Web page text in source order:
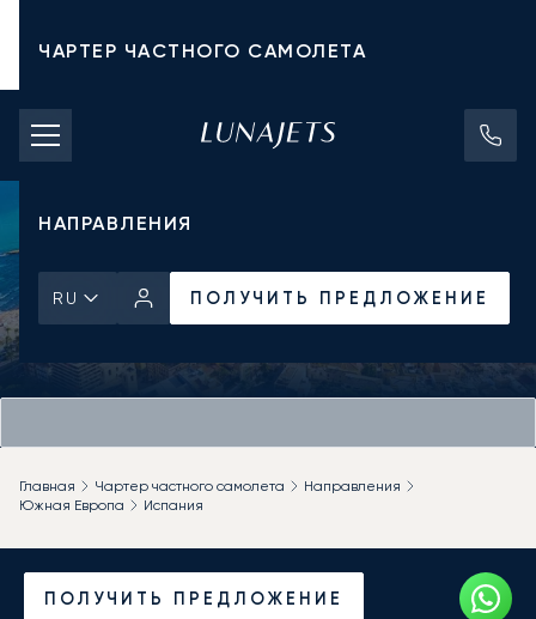
ЧАРТЕР ЧАСТНОГО САМОЛЕТА
СТОИМОСТЬ ЧАРТЕРА
ЧАСТНЫЕ САМОЛЕТЫ
НАПРАВЛЕНИЯ
RU ПОЛУЧИТЬ ПРЕДЛОЖЕНИЕ
ПОЛУЧИТЬ ПРЕДЛОЖЕНИЕ
Главная Чартер частного самолета
Направления
Южная Европа
Испания
Закажите аренду